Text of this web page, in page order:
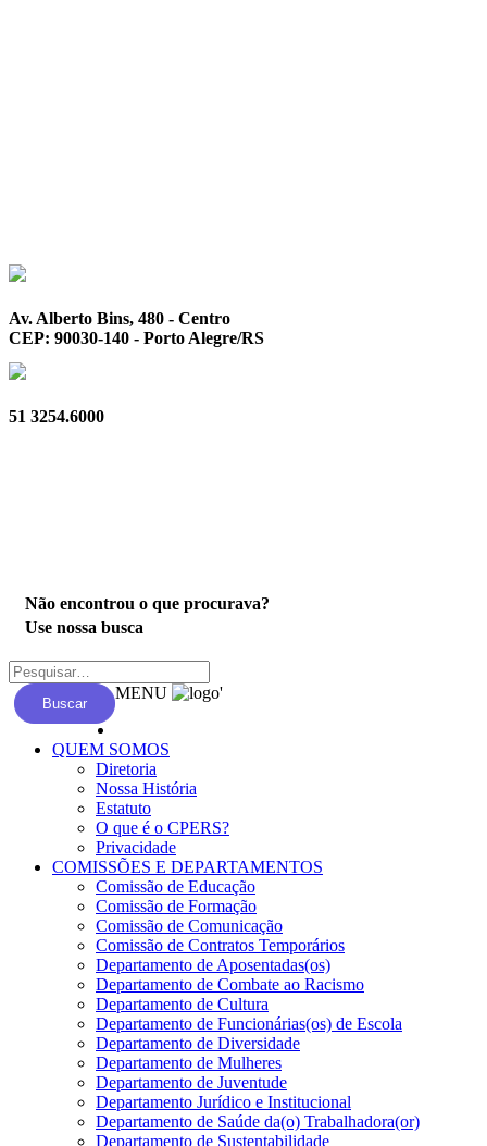
Av. Alberto Bins, 480 - Centro
CEP: 90030-140 - Porto Alegre/RS
51 3254.6000
Não encontrou o que procurava?
Use nossa busca
Buscar
MENU '
QUEM SOMOS
Diretoria
Nossa História
Estatuto
O que é o CPERS?
Privacidade
COMISSÕES E DEPARTAMENTOS
Comissão de Educação
Comissão de Formação
Comissão de Comunicação
Comissão de Contratos Temporários
Departamento de Aposentadas(os)
Departamento de Combate ao Racismo
Departamento de Cultura
Departamento de Funcionárias(os) de Escola
Departamento de Diversidade
Departamento de Mulheres
Departamento de Juventude
Departamento Jurídico e Institucional
Departamento de Saúde da(o) Trabalhadora(or)
Departamento de Sustentabilidade